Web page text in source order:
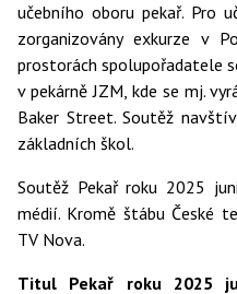
učebního oboru pekař. Pro
zorganizovány exkurze v
prostorách spolupořadatele
v pekárně JZM, kde se mj.
Baker Street. Soutěž
základních škol.
Soutěž Pekař roku 2025
médií. Kromě štábu České
TV Nova.
Titul Pekař roku 2025